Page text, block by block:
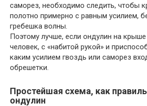
саморез, необходимо следить, чтобы
полотно примерно с равным усилием,
гребешка волны.
Поэтому лучше, если ондулин на крыше
человек, с «набитой рукой» и
каким усилием гвоздь или саморез
обрешетки.
Простейшая схема, как
ондулин